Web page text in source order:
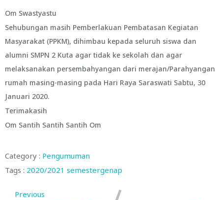
Om Swastyastu
Sehubungan masih Pemberlakuan Pembatasan Kegiatan
Masyarakat (PPKM), dihimbau kepada seluruh siswa dan
alumni SMPN 2 Kuta agar tidak ke sekolah dan agar
melaksanakan persembahyangan dari merajan/Parahyangan
rumah masing-masing pada Hari Raya Saraswati Sabtu, 30
Januari 2020.
Terimakasih
Om Santih Santih Santih Om
Category : Pengumuman
Tags : 2020/2021 semestergenap
Previous